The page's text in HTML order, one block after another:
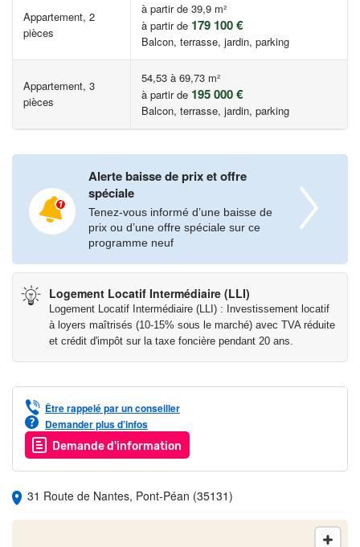
plein air pour profiter de journées ensoleillées ou de soirées
entre amis ou en famille.
Elle dispose également de parking en sous-sol et parking aérien
fermé pour chaque logement garantissant un accès facile et
pratique. Des locaux dédiés aux vélos sont également prévu au
rez-de-chaussée et en sous-sol.
Située dans un quartier calme et verdoyant, notre résidence
bénéficie d'une proximité avec les commerces et services
essentiels : restaurant, boulangerie, supermarché, médecin,
mairie, crèche…
Côté transport, l’arrêt de bus Caliorne desservie par le Bus 79
au pied de la résidence vous emmène en 15 minutes à la station
de métro Henri Fréville de Rennes, accessible également en 10
minutes en voiture.
Ne manquez pas cette opportunité unique de vivre dans un
environnement calme, sécurisé et bien pensé à proximité de
l’axe routier permettant de rejoindre facilement la métropole
rennaise.
Les informations sur les risques auxquels ce bien est exposé
sont disponibles sur le site Géorisques :
Appartement, 2
pièces
à partir de 39,9 m²
à partir de 179 100 €
Balcon, terrasse, jardin, parking
Appartement, 3
pièces
54,53 à 69,73 m²
à partir de 195 000 €
Balcon, terrasse, jardin, parking
Alerte baisse de prix et offre
spéciale
Tenez-vous informé d’une baisse de
prix ou d’une offre spéciale sur ce
programme neuf
Logement Locatif Intermédiaire (LLI)
Logement Locatif Intermédiaire (LLI) : Investissement locatif
à loyers maîtrisés (10-15% sous le marché) avec TVA réduite
et crédit d'impôt sur la taxe foncière pendant 20 ans.
Être rappelé par un conseiller
Demander plus d’infos
Demande d'information
31 Route de Nantes, Pont-Péan (35131)